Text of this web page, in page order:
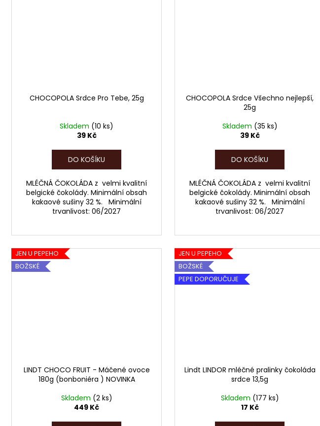
CHOCOPOLA Srdce Pro Tebe, 25g
Skladem (10 ks)
39 Kč
DO KOŠÍKU
MLÉČNÁ ČOKOLÁDA z velmi kvalitní
belgické čokolády. Minimální obsah
kakaové sušiny 32 %. Minimální
trvanlivost: 06/2027
CHOCOPOLA Srdce Všechno nejlepší,
25g
Skladem (35 ks)
39 Kč
DO KOŠÍKU
MLÉČNÁ ČOKOLÁDA z velmi kvalitní
belgické čokolády. Minimální obsah
kakaové sušiny 32 %. Minimální
trvanlivost: 06/2027
JEN U PEPEHO
BOŽSKÉ
LINDT CHOCO FRUIT - Máčené ovoce
180g (bonboniéra ) NOVINKA
Skladem (2 ks)
449 Kč
JEN U PEPEHO
BOŽSKÉ
PEPE DOPORUČUJE
Lindt LINDOR mléčné pralinky čokoláda
srdce 13,5g
Skladem (177 ks)
17 Kč